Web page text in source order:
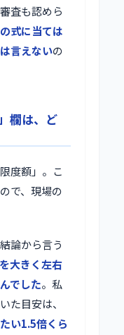
査も認めら
の式に当ては
言えないの
欄は、ど
度額」。こ
で、現場の
結論から言う
大きく左右
でした。私
た目安は、
い1.5倍くら